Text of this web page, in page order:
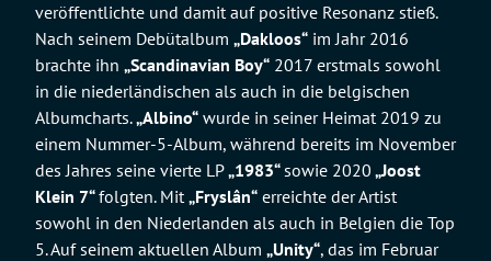
veröffentlichte und damit auf positive Resonanz stieß.
Nach seinem Debütalbum „Dakloos“ im Jahr 2016
brachte ihn „Scandinavian Boy“ 2017 erstmals sowohl
in die niederländischen als auch in die belgischen
Albumcharts.„Albino“ wurde in seiner Heimat 2019 zu
einem Nummer-5-Album, während bereits im November
des Jahres seine vierte LP„1983“sowie 2020 „Joost
Klein 7“folgten. Mit„Fryslân“ erreichte der Artist
sowohl in den Niederlanden als auch in Belgien die Top
5. Auf seinem aktuellen Album „Unity“, das im Februar